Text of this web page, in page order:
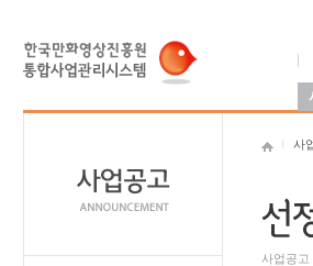
사
사업공고